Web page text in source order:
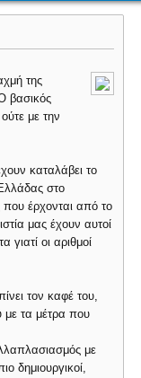
της
βασικός
με την
καταλάβει το
στο
που έρχονται από το
μας έχουν αυτοί
οι αριθμοί
τον καφέ του,
με τα μέτρα που
με
δημιουργικοί,